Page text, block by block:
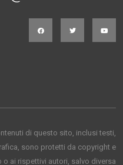
di questo sito, inclusi testi,
sono protetti da copyright e
ai rispettivi autori, salvo diversa